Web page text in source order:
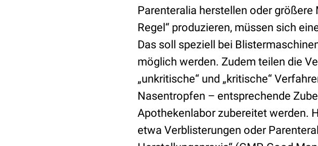
Parenteralia herstellen oder
Regel“ produzieren, müssen sich
Das soll speziell bei
möglich werden. Zudem teilen die
„unkritische“ und „kritische“
Nasentropfen – entsprechende
Apothekenlabor zubereitet werden.
etwa Verblisterungen oder